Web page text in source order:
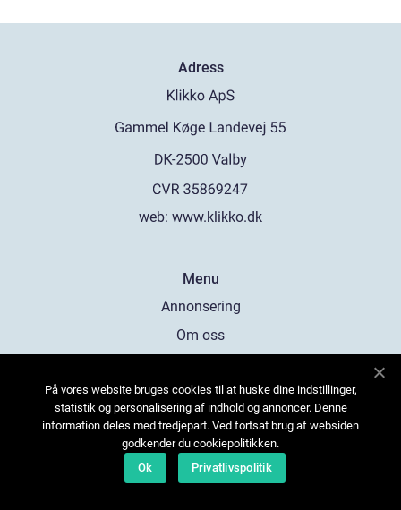
Adress
web: www.klikko.dk
Menu
Annonsering
Om oss
Kontakta oss
Sitemap
På vores website bruges cookies til at huske dine indstillinger,
statistik og personalisering af indhold og annoncer. Denne
information deles med tredjepart. Ved fortsat brug af websiden
godkender du cookiepolitikken.
Ok
Privatlivspolitik